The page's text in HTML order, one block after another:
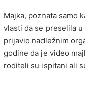
Majka, poznata samo
vlasti da se preselila
prijavio nadležnim
godine da je video
roditeli su ispitani ali